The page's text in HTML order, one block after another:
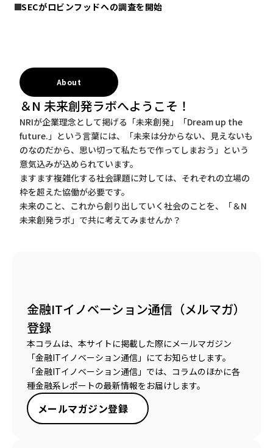
SECがロビンフッドへの調査を開始
About
＆N 未来創発ラボへようこそ！
NRIが企業理念として掲げる「未来創発」「Dream up the
future.」という言葉には、「未来は分からない、見えないも
のなのだから、思い切って私たちで作ってしまおう」という
意気込みが込められています。
ますます複雑化する社会課題に対しては、それぞれの立場の
枠を超えた協働が必要です。
未来のこと、これから創り出していく社会のことを、「＆N
未来創発ラボ」で共に考えてみませんか？
金融ITイノベーション通信（メルマガ）
登録
本コラムは、本サイトに掲載した際にメールマガジン
「金融ITイノベーション通信」にてお知らせします。
「金融ITイノベーション通信」では、コラムのほかに各
種金融系レポートの最新情報をお届けします。
メールマガジン登録